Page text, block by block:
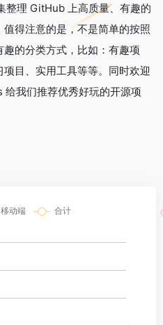
理 GitHub 上高质量、有趣的
得注意的是，不是简单的按照
的分类方式，比如：有趣项
目、实用工具等等。同时欢迎
我们推荐优秀好玩的开源项